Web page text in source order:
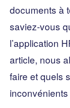
documents à
saviez-vous
l’application
article, nous
faire et quels